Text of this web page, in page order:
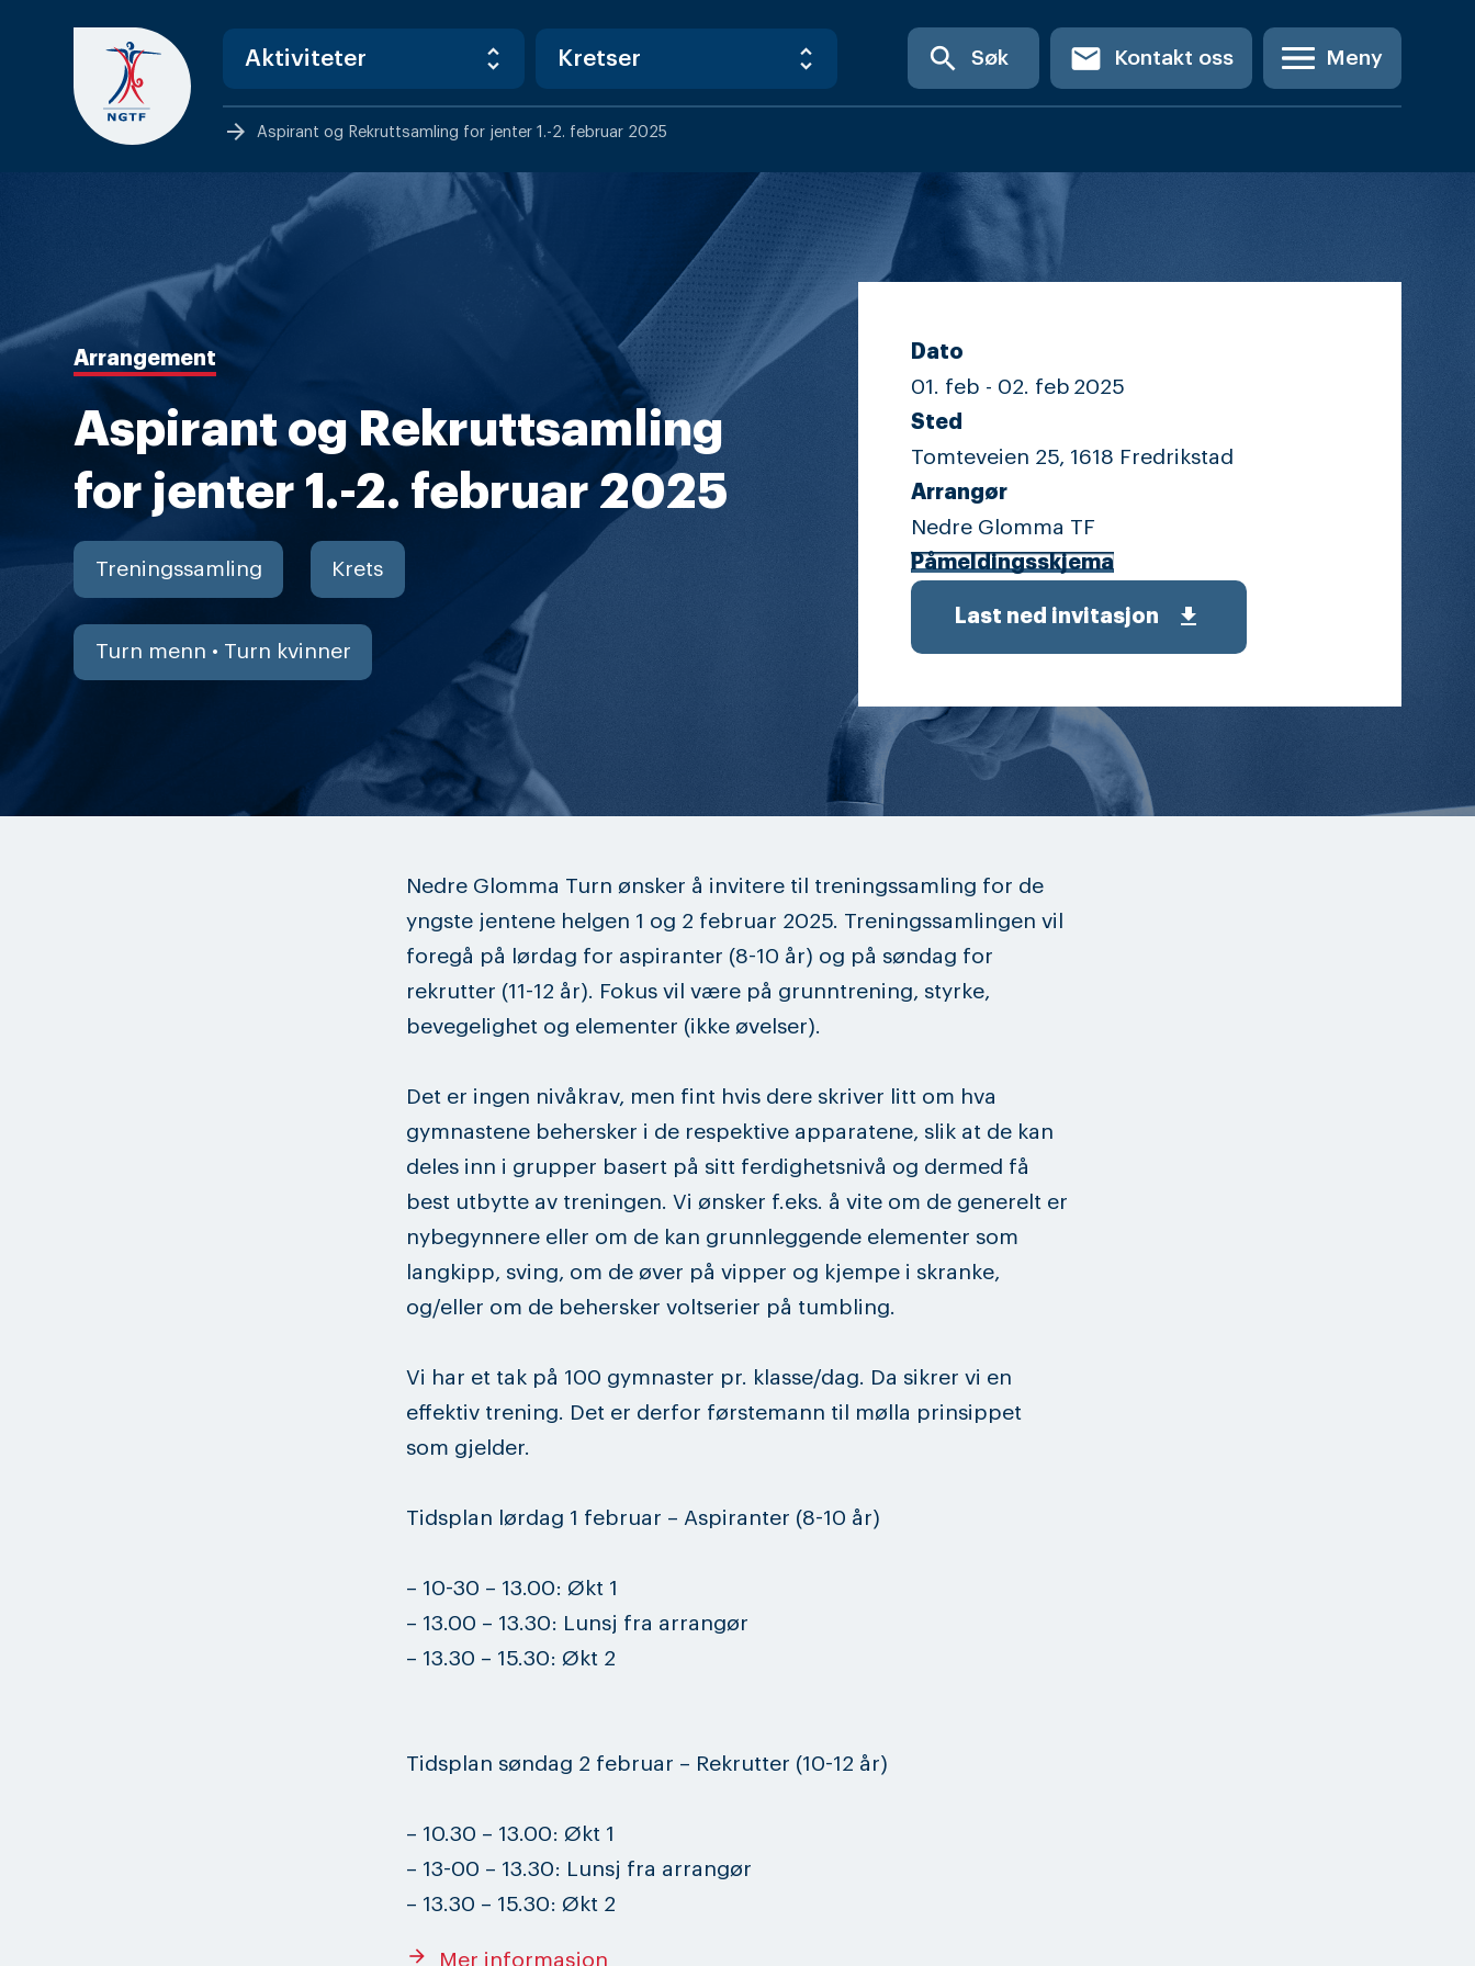
content
search Søk email Kontakt oss Meny
arrow_forward Aspirant og Rekruttsamling for jenter 1.-2. februar 2025
Arrangement
Aspirant og Rekruttsamling
for jenter 1.-2. februar 2025
Treningssamling Krets
Turn menn • Turn kvinner
Dato
01. feb - 02. feb 2025
Sted
Tomteveien 25, 1618 Fredrikstad
Arrangør
Nedre Glomma TF
Påmeldingsskjema
Last ned invitasjon get_app
Nedre Glomma Turn ønsker å invitere til treningssamling for de
yngste jentene helgen 1 og 2 februar 2025. Treningssamlingen vil
foregå på lørdag for aspiranter (8-10 år) og på søndag for
rekrutter (11-12 år). Fokus vil være på grunntrening, styrke,
bevegelighet og elementer (ikke øvelser).
Det er ingen nivåkrav, men fint hvis dere skriver litt om hva
gymnastene behersker i de respektive apparatene, slik at de kan
deles inn i grupper basert på sitt ferdighetsnivå og dermed få
best utbytte av treningen. Vi ønsker f.eks. å vite om de generelt er
nybegynnere eller om de kan grunnleggende elementer som
langkipp, sving, om de øver på vipper og kjempe i skranke,
og/eller om de behersker voltserier på tumbling.
Vi har et tak på 100 gymnaster pr. klasse/dag. Da sikrer vi en
effektiv trening. Det er derfor førstemann til mølla prinsippet
som gjelder.
Tidsplan lørdag 1 februar – Aspiranter (8-10 år)
– 10-30 – 13.00: Økt 1
– 13.00 – 13.30: Lunsj fra arrangør
– 13.30 – 15.30: Økt 2
Tidsplan søndag 2 februar – Rekrutter (10-12 år)
– 10.30 – 13.00: Økt 1
– 13-00 – 13.30: Lunsj fra arrangør
– 13.30 – 15.30: Økt 2
arrow_forward Mer informasjon